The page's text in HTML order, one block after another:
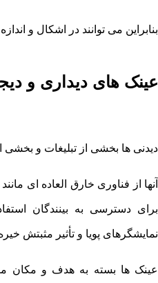
بنابراین می توانند در اشکال و
عینک های دیداری و
دیدنی ها بخشی از تبلیغات و بخشی
آنها از فناوری خارق العاده ای
برای دسترسی به بینندگان
نمایشگرهای پویا و تأثیر مثبتش
عینک ها بسته به هدف و مکان